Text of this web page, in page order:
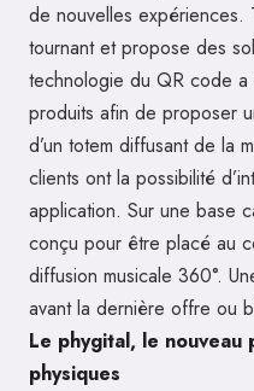
de nouvelles expériences.
tournant et propose des
technologie du QR code
produits afin de proposer
d’un totem diffusant de la
clients ont la possibilité
application. Sur une base
conçu pour être placé au
diffusion musicale 360°.
avant la dernière offre ou
Le phygital, le
physiques